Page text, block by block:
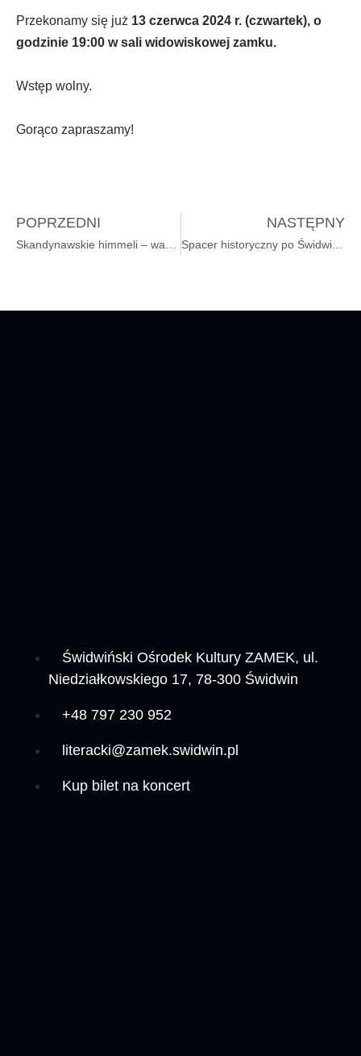
Przekonamy się już 13 czerwca 2024 r. (czwartek), o
godzinie 19:00 w sali widowiskowej zamku.
Wstęp wolny.
Gorąco zapraszamy!
POPRZEDNI NASTĘPNY
Spacer historyczny po Świdwinie
Świdwiński Ośrodek Kultury ZAMEK, ul.
Niedziałkowskiego 17, 78-300 Świdwin
+48 797 230 952
literacki@zamek.swidwin.pl
Kup bilet na koncert